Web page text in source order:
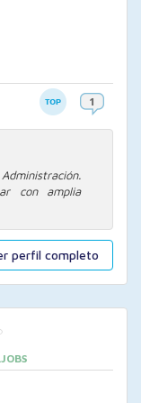
perfil completo
con amplia